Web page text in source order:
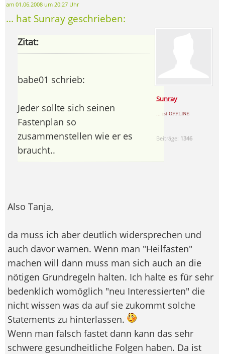
am 01.06.2008 um 20:27 Uhr
... hat Sunray geschrieben:
Sunray
... ist OFFLINE
Beiträge: 1346
Zitat:
babe01 schrieb:
Jeder sollte sich seinen
Fastenplan so
zusammenstellen wie er es
braucht..
Also Tanja,
da muss ich aber deutlich widersprechen und
auch davor warnen. Wenn man "Heilfasten"
machen will dann muss man sich auch an die
nötigen Grundregeln halten. Ich halte es für sehr
bedenklich womöglich "neu Interessierten" die
nicht wissen was da auf sie zukommt solche
Statements zu hinterlassen.
Wenn man falsch fastet dann kann das sehr
schwere gesundheitliche Folgen haben. Da ist